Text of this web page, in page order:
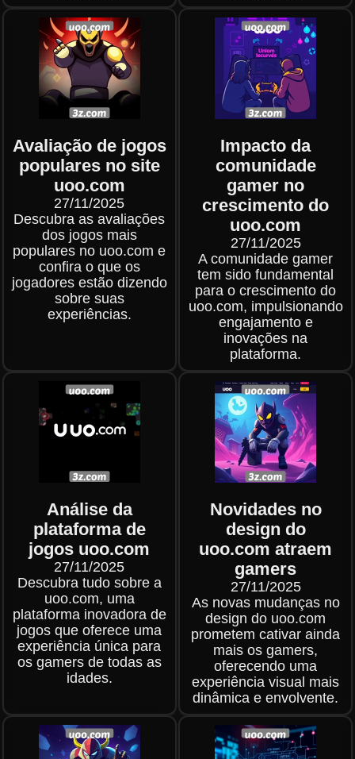
Avaliação de jogos
populares no site
uoo.com
27/11/2025
Descubra as avaliações
dos jogos mais
populares no uoo.com e
confira o que os
jogadores estão dizendo
sobre suas
experiências.
Impacto da
comunidade
gamer no
crescimento do
uoo.com
27/11/2025
A comunidade gamer
tem sido fundamental
para o crescimento do
uoo.com, impulsionando
engajamento e
inovações na
plataforma.
Análise da
plataforma de
jogos uoo.com
27/11/2025
Descubra tudo sobre a
uoo.com, uma
plataforma inovadora de
jogos que oferece uma
experiência única para
os gamers de todas as
idades.
Novidades no
design do
uoo.com atraem
gamers
27/11/2025
As novas mudanças no
design do uoo.com
prometem cativar ainda
mais os gamers,
oferecendo uma
experiência visual mais
dinâmica e envolvente.